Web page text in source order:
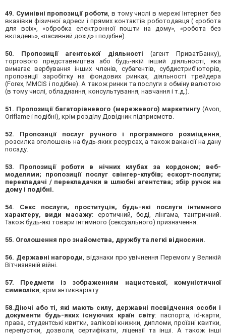
49. Сумнівні пропозиції роботи, в тому числі в мережі Інтернет без
вказівки фізичної адреси і прямих контактів роботодавця ( «робота
для всіх», «обробка електронної пошти на дому», «робота без
вкладень», «пасивний дохід» і подібне).
50. Пропозиції агентської діяльності (агент ПриватБанку),
торгового представництва або будь-якій інший діяльності, яка
вимагає вербування інших членів, субагентів, субдистриб’юторів,
пропозиції заробітку на фондових ринках, діяльності трейдера
(Forex, MMCIS і подібне). А також ринки та послуги з обміну валютою
(в тому числі, обладнання, консультування, навчання і т.д.).
51. Пропозиції багаторівневого (мережевого) маркетингу(Avon,
Oriflame і подібні), крім розділу Довідник підприємств.
52. Пропозиції послуг ручного і програмного розміщення,
розсилка оголошень на будь-яких ресурсах, а також вакансії на дану
посаду.
53. Пропозиції роботи в нічних клубах за кордоном; веб-
моделями; пропозиції послуг свінгер-клубів; ескорт-послуги;
перекладачі / перекладачки в шлюбні агентства; збір ручок на
дому і подібні.
54. Секс послуги, проституція, будь-які послуги інтимного
характеру, види масажу: еротичний, боді, лінгама, тантричний.
Також будь-які товари інтимного (сексуального) призначення.
55. Оголошення про знайомства, дружбу та легкі відносини.
56. Державні нагороди, відзнаки про увічнення Перемоги у Великій
Вітчизняній війні.
57. Предмети із зображенням нацистської, комуністичної
символіки, крім антикваріату.
58.Діючі або ті, які мають силу, державні посвідчення особи і
документи будь-яких існуючих країн світу: паспорта, id-карти,
права, студентські квитки, залікові книжки, дипломи, проїзні квитки,
перепустки, дозволи, сертифікати, ліцензії та інші. А також інші